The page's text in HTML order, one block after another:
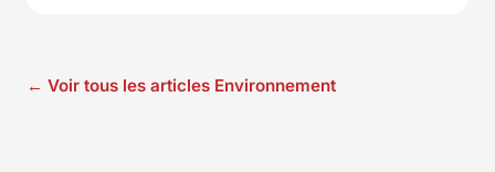
← Voir tous les articles Environnement